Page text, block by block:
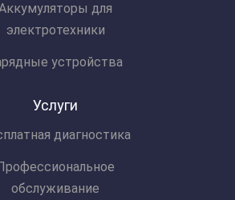
для
электротехники
устройства
Услуги
диагностика
обслуживание